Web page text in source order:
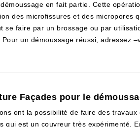
en fait partie. Cette
des microfissures et des micropores
faire par un brossage ou par
un démoussage réussi, adressez
Façades pour le
ont la possibilité de faire des
qui est un couvreur très expérimenté.